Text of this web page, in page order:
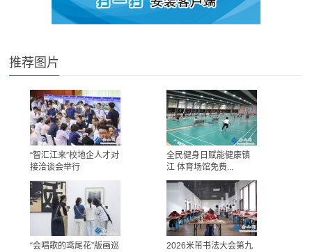
推荐图片
“智汇江来”校地企人才对
接洽谈会举行
全民健身日赋能健康镇
江 体育场馆免费...
“会唱歌的鸢尾花”版画巡
2026米芾书法大会第九